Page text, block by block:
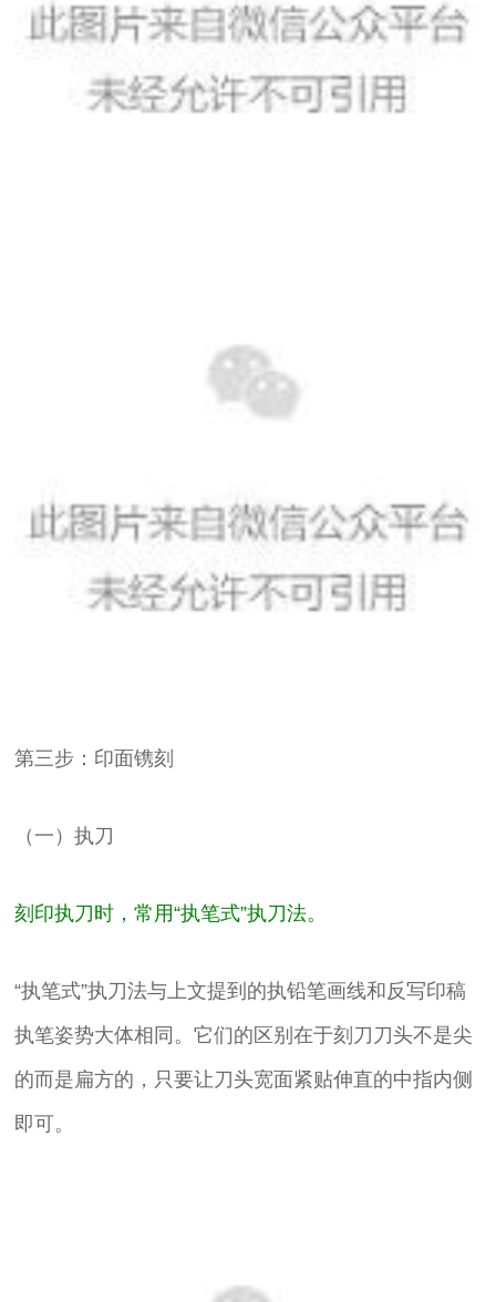
第三步：印面镌刻
（一）执刀
刻印执刀时，常用“执笔式”执刀法。
“执笔式”执刀法与上文提到的执铅笔画线和反写印稿
执笔姿势大体相同。它们的区别在于刻刀刀头不是尖
的而是扁方的，只要让刀头宽面紧贴伸直的中指内侧
即可。